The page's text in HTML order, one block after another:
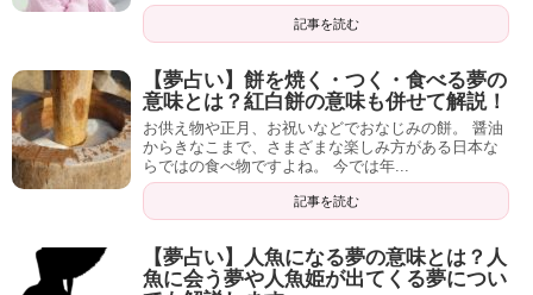
記事を読む
【夢占い】餅を焼く・つく・食べる夢の
意味とは？紅白餅の意味も併せて解説！
お供え物や正月、お祝いなどでおなじみの餅。 醤油
からきなこまで、さまざまな楽しみ方がある日本な
らではの食べ物ですよね。 今では年...
記事を読む
【夢占い】人魚になる夢の意味とは？人
魚に会う夢や人魚姫が出てくる夢につい